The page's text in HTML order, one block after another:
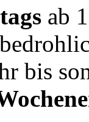
ab
bis